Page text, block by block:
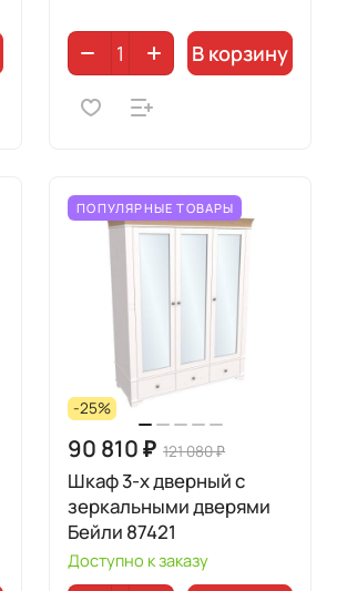
В корзину
ПОПУЛЯРНЫЕ ТОВАРЫ
-25%
90 810 ₽ 121 080 ₽
Шкаф 3-х дверный с
зеркальными дверями
Бейли 87421
Доступно к заказу